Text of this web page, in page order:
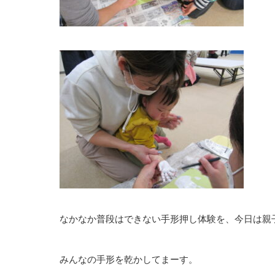
なかなか普段はできない手形押し体験を、今日は親
みんなの手形を乾かしてまーす。